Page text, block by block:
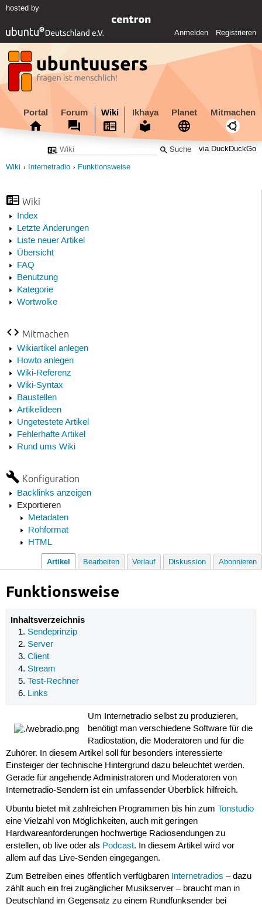
hosted by
Anmelden Registrieren
Portal Forum Wiki Ikhaya Planet Mitmachen
via DuckDuckGo
Wiki Internetradio Funktionsweise
Wiki
Index
Letzte Änderungen
Liste neuer Artikel
Übersicht
FAQ
Benutzung
Kategorie
Wortwolke
Mitmachen
Wikiartikel anlegen
Howto anlegen
Wiki-Referenz
Wiki-Syntax
Baustellen
Artikelideen
Ungetestete Artikel
Fehlerhafte Artikel
Rund ums Wiki
Konfiguration
Backlinks anzeigen
Exportieren
Metadaten
Rohformat
HTML
Artikel Bearbeiten Verlauf Diskussion Abonnieren
Funktionsweise
Inhaltsverzeichnis
Sendeprinzip
Server
Client
Stream
Test-Rechner
Links
Um Internetradio selbst zu produzieren,
benötigt man verschiedene Software für die
Radiostation, die Moderatoren und für die
Zuhörer. In diesem Artikel soll für besonders interessierte
Einsteiger der technische Hintergrund dazu beleuchtet werden.
Gerade für angehende Administratoren und Moderatoren von
Internetradio-Sendern ist ein umfassender Überblick hilfreich.
Ubuntu bietet mit zahlreichen Programmen bis hin zum Tonstudio
eine Vielzahl von Möglichkeiten, auch mit geringen
Hardwareanforderungen hochwertige Radiosendungen zu
erstellen, ob live oder als Podcast. In diesem Artikel wird vor
allem auf das Live-Senden eingegangen.
Zum Betreiben eines öffentlich verfügbaren Internetradios – dazu
zählt auch ein frei zugänglicher Musikserver – braucht man in
Deutschland im Gegensatz zu einem Rundfunksender bei